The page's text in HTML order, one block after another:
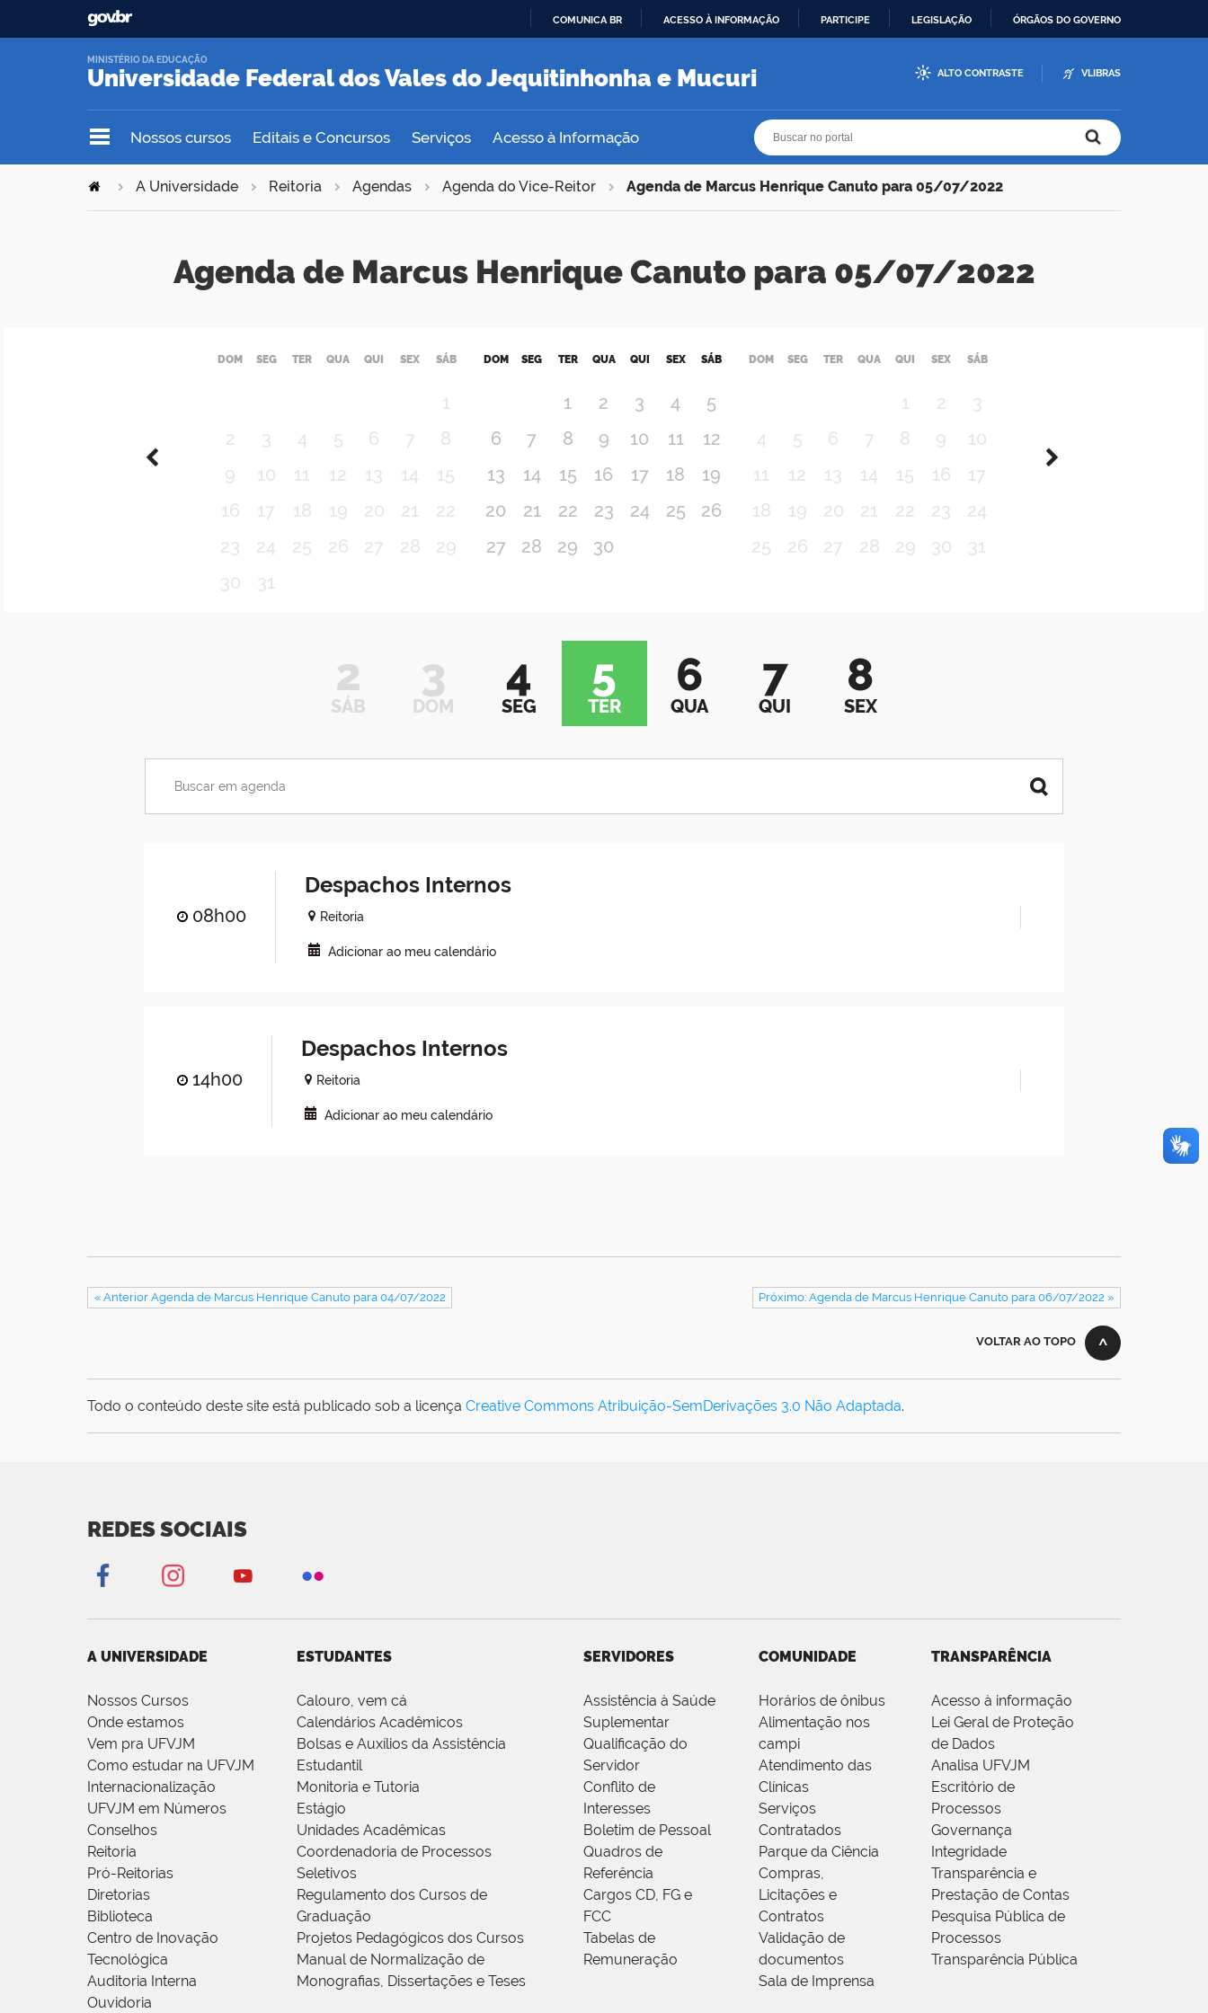
O
COMUNICA BR ACESSO À INFORMAÇÃO PARTICIPE LEGISLAÇÃO ÓRGÃOS DO GOVERNO
Universidade Federal dos Vales do Jequitinhonha e Mucuri
MINISTÉRIO DA EDUCAÇÃO
ALTO CONTRASTE VLIBRAS
Nossos cursos Editais e Concursos Serviços Acesso à Informação
A Universidade Reitoria Agendas Agenda do Vice-Reitor Agenda de Marcus Henrique Canuto para 05/07/2022
Agenda de Marcus Henrique Canuto para 05/07/2022
DOM SEG TER QUA QUI SEX SÁB
1
2
3 4 5 6 7
8
9
10 11 12 13 14
15
16
17 18 19 20 21
22
23
24 25 26 27 28
29
30
31
DOM SEG TER QUA QUI SEX SÁB
1 2 3 4
5
6
7 8 9 10 11
12
13
14 15 16 17 18
19
20
21 22 23 24 25
26
27
28 29 30
DOM SEG TER QUA QUI SEX SÁB
1 2
3
4
5 6 7 8 9
10
11
12 13 14 15 16
17
18
19 20 21 22 23
24
25
26 27 28 29 30 31
2
SÁB
3
DOM
4
SEG
5
TER
6
QUA
7
QUI
8
SEX
08h00
Despachos Internos
Reitoria
Adicionar ao meu calendário
14h00
Despachos Internos
Reitoria
Adicionar ao meu calendário
« Anterior Agenda de Marcus Henrique Canuto para 04/07/2022 Próximo: Agenda de Marcus Henrique Canuto para 06/07/2022 »
VOLTAR AO TOPO
Todo o conteúdo deste site está publicado sob a licença Creative Commons Atribuição-SemDerivações 3.0 Não Adaptada.
REDES SOCIAIS
A UNIVERSIDADE
Nossos Cursos
Onde estamos
Vem pra UFVJM
Como estudar na UFVJM
Internacionalização
UFVJM em Números
Conselhos
Reitoria
Pró-Reitorias
Diretorias
Biblioteca
Centro de Inovação
Tecnológica
Auditoria Interna
Ouvidoria
ESTUDANTES
Calouro, vem cá
Calendários Acadêmicos
Bolsas e Auxílios da Assistência
Estudantil
Monitoria e Tutoria
Estágio
Unidades Acadêmicas
Coordenadoria de Processos
Seletivos
Regulamento dos Cursos de
Graduação
Projetos Pedagógicos dos Cursos
Manual de Normalização de
Monografias, Dissertações e Teses
SERVIDORES
Assistência à Saúde
Suplementar
Qualificação do
Servidor
Conflito de
Interesses
Boletim de Pessoal
Quadros de
Referência
Cargos CD, FG e
FCC
Tabelas de
Remuneração
COMUNIDADE
Horários de ônibus
Alimentação nos
campi
Atendimento das
Clínicas
Serviços
Contratados
Parque da Ciência
Compras,
Licitações e
Contratos
Validação de
documentos
Sala de Imprensa
TRANSPARÊNCIA
Acesso à informação
Lei Geral de Proteção
de Dados
Analisa UFVJM
Escritório de
Processos
Governança
Integridade
Transparência e
Prestação de Contas
Pesquisa Pública de
Processos
Transparência Pública